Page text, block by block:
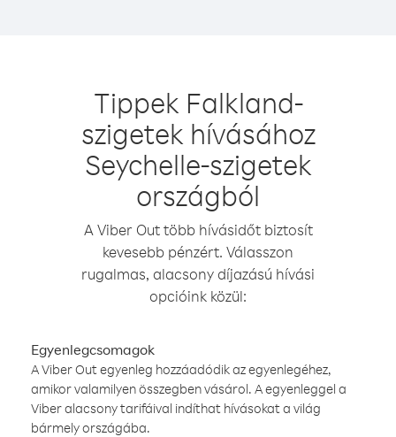
Tippek Falkland-
szigetek hívásához
Seychelle-szigetek
országból
A Viber Out több hívásidőt biztosít
kevesebb pénzért. Válasszon
rugalmas, alacsony díjazású hívási
opcióink közül:
Egyenlegcsomagok
A Viber Out egyenleg hozzáadódik az egyenlegéhez,
amikor valamilyen összegben vásárol. A egyenleggel a
Viber alacsony tarifáival indíthat hívásokat a világ
bármely országába.